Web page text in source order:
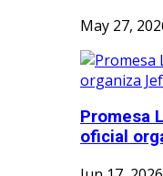
May 27,
Promesa
oficial